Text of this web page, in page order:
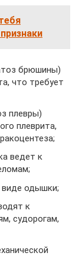
брюшины)
что требует
плевры)
плеврита,
ведет к
виде одышки;
к
судорогам,